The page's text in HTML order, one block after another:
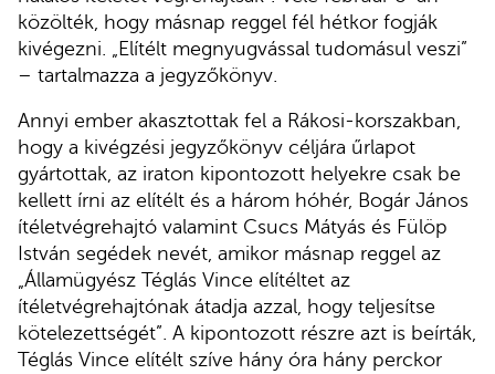
közölték, hogy másnap reggel fél hétkor fogják
kivégezni. „Elítélt megnyugvással tudomásul veszi”
– tartalmazza a jegyzőkönyv.
Annyi ember akasztottak fel a Rákosi-korszakban,
hogy a kivégzési jegyzőkönyv céljára űrlapot
gyártottak, az iraton kipontozott helyekre csak be
kellett írni az elítélt és a három hóhér, Bogár János
ítéletvégrehajtó valamint Csucs Mátyás és Fülöp
István segédek nevét, amikor másnap reggel az
„Államügyész Téglás Vince elítéltet az
ítéletvégrehajtónak átadja azzal, hogy teljesítse
kötelezettségét”. A kipontozott részre azt is beírták,
Téglás Vince elítélt szíve hány óra hány perckor